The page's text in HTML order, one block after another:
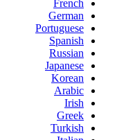
French
German
Portuguese
Spanish
Russian
Japanese
Korean
Arabic
Irish
Greek
Turkish